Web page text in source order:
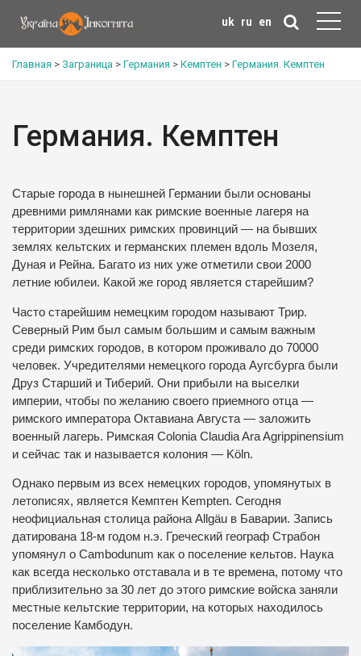
uk ru en
Главная > Заграница > Германия > Кемптен > Германия. Кемптен
Германия. Кемптен
Старые города в нынешней Германии были основаны
древними римлянами как римские военные лагеря на
территории здешних римских провинций — на бывших
землях кельтских и германских племен вдоль Мозеля,
Дуная и Рейна. Багато из них уже отметили свои 2000
летние юбилеи. Какой же город является старейшим?
Часто старейшим немецким городом называют Трир.
Северный Рим был самым большим и самым важным
среди римских городов, в котором проживало до 70000
человек. Учредителями немецкого города Аугсбурга были
Друз Старший и Тиберий. Они прибыли на выселки
империи, чтобы по желанию своего приемного отца —
римского императора Октавиана Августа — заложить
военный лагерь. Римская Colonia Claudia Ara Agrippinensium
и сейчас так и называется колония — Köln.
Однако первым из всех немецких городов, упомянутых в
летописях, является Кемптен Kempten. Сегодня
неофициальная столица района Allgäu в Баварии. Запись
датирована 18-м годом н.э. Греческий географ Страбон
упомянул о Cambodunum как о поселение кельтов. Наука
как всегда несколько отставала и в те времена, потому что
приблизительно за 30 лет до этого римские войска заняли
местные кельтские территории, на которых находилось
поселение Камбодун.